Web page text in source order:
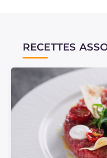
RECETTES